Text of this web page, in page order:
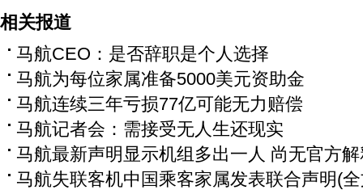
相关报道
马航CEO：是否辞职是个人选择
马航为每位家属准备5000美元资助金
马航连续三年亏损77亿可能无力赔偿
马航记者会：需接受无人生还现实
马航最新声明显示机组多出一人 尚无官方
马航失联客机中国乘客家属发表联合声明(